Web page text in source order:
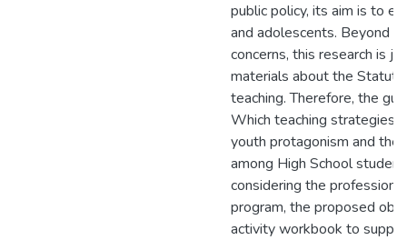
public policy, its aim is to
and adolescents. Beyond
concerns, this research is
materials about the
teaching. Therefore, the
Which teaching strategies,
youth protagonism and the
among High School
considering the
program, the proposed
activity workbook to